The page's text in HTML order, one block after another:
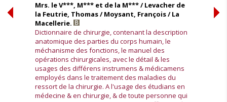
Mrs. le V***, M*** et de la M*** / Levacher de
la Feutrie, Thomas / Moysant, François / La
Macellerie.
Dictionnaire de chirurgie, contenant la description
anatomique des parties du corps humain, le
méchanisme des fonctions, le manuel des
opérations chirurgicales, avec le détail & les
usages des différens instrumens & médicamens
employés dans le traitement des maladies du
ressort de la chirurgie. A l'usage des étudians en
médecine & en chirurgie, & de toute personne qui